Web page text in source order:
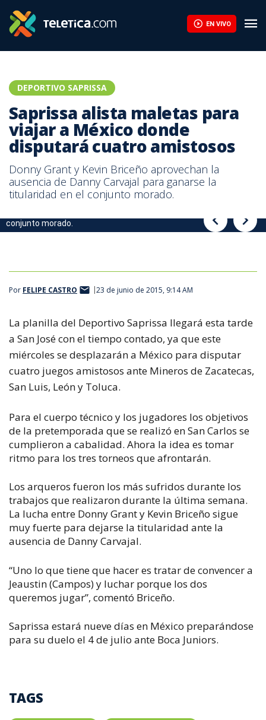
EN VIVO
DEPORTIVO SAPRISSA
Saprissa alista maletas para
viajar a México donde
disputará cuatro amistosos
Donny Grant y Kevin Briceño aprovechan la
ausencia de Danny Carvajal para ganarse la
titularidad en el conjunto morado.
conjunto morado.
cuatro amistosos.
Por FELIPE CASTRO 23 de junio de 2015, 9:14 AM
La planilla del Deportivo Saprissa llegará esta tarde
a San José con el tiempo contado, ya que este
miércoles se desplazarán a México para disputar
cuatro juegos amistosos ante Mineros de Zacatecas,
San Luis, León y Toluca.
Para el cuerpo técnico y los jugadores los objetivos
de la pretemporada que se realizó en San Carlos se
cumplieron a cabalidad. Ahora la idea es tomar
ritmo para los tres torneos que afrontarán.
Los arqueros fueron los más sufridos durante los
trabajos que realizaron durante la última semana.
La lucha entre Donny Grant y Kevin Briceño sigue
muy fuerte para dejarse la titularidad ante la
ausencia de Danny Carvajal.
“Uno lo que tiene que hacer es tratar de convencer a
Jeaustin (Campos) y luchar porque los dos
queremos jugar”, comentó Briceño.
Saprissa estará nueve días en México preparándose
para su duelo el 4 de julio ante Boca Juniors.
TAGS